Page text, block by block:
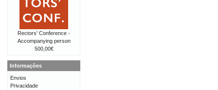
Rectors' Conference -
Accompanying person
500,00€
Informações
Envios
Privacidade